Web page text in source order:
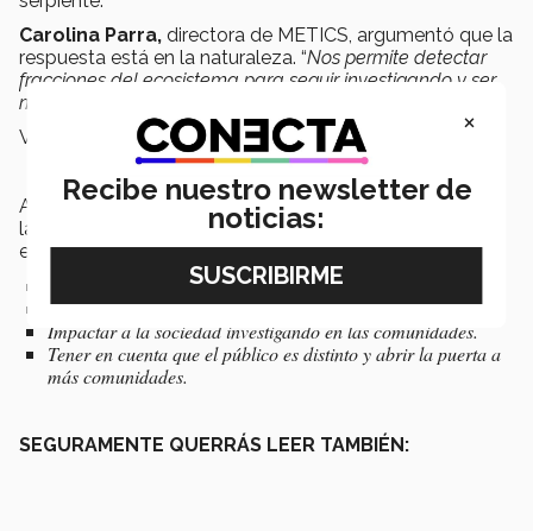
Carolina Parra, directora de METICS, argumentó que la
respuesta está en la naturaleza. “Nos permite detectar
fracciones del ecosistema para seguir investigando y ser
más efectivos con más clases de serpientes
Ve su video
aquí.
Al finalizar el panel los académicos concluyeron sobre
la importancia de la comunicación de las universidades
en relación al impacto social.
Transmitir todo lo que sucede es la oportunidad.
Saber cómo contar una historia relevante y el nicho.
Impactar a la sociedad investigando en las comunidades.
Tener en cuenta que el público es distinto y abrir la puerta a
más comunidades.
SEGURAMENTE QUERRÁS LEER TAMBIÉN:
×
Recibe nuestro newsletter de
noticias: